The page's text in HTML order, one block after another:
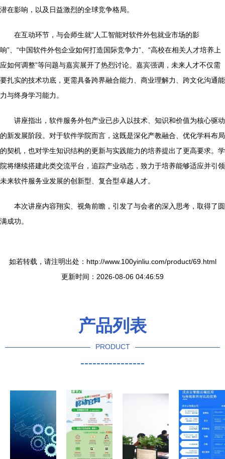
潜在影响，以及日益激烈的全球竞争格局。
在互动环节，与会师生就“人工智能对软件外包就业市场的影
响”、“中国软件外包企业如何打造国际竞争力”、“高校在相关人才培养上
应如何调整”等问题与嘉宾展开了热烈讨论。嘉宾强调，未来人才不仅需
要扎实的技术功底，更需具备跨界融合能力、商业理解力、跨文化沟通能
力与终身学习能力。
讲座指出，软件服务外包产业已步入以技术、知识和价值为核心驱动
的新发展阶段。对于软件学院而言，这既是深化产教融合、优化学科布局
的契机，也对学生知识结构的更新与实践能力的培养提出了更高要求。学
院将继续搭建此类交流平台，追踪产业动态，致力于培养能够适应并引领
未来软件服务业发展的创新型、复合型卓越人才。
本次讲座内容翔实、视角前瞻，引发了与会者的深入思考，取得了圆
满成功。
如若转载，请注明出处：http://www.100yinliu.com/product/69.html
更新时间：2026-08-06 04:46:59
产品列表
PRODUCT
----------------